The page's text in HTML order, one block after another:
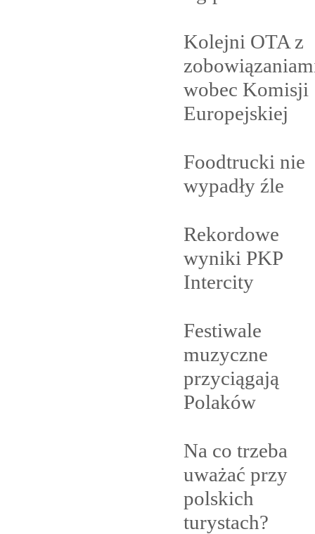
Kolejni OTA z
wobec Komisji
Europejskiej
Foodtrucki nie
wypadły źle
Rekordowe
wyniki PKP
Intercity
Festiwale
muzyczne
przyciągają
Polaków
Na co trzeba
uważać przy
polskich
turystach?